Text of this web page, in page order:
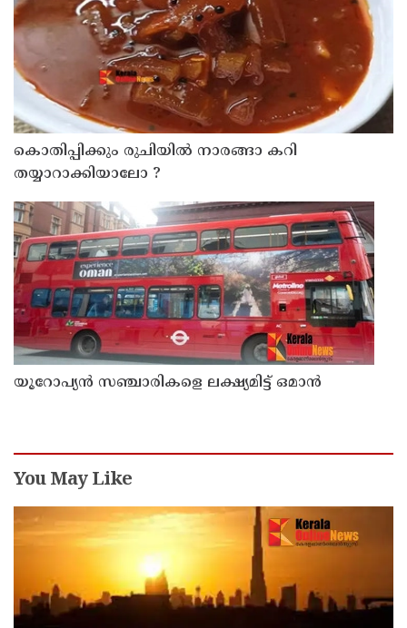
കൊതിപ്പിക്കും രുചിയിൽ നാരങ്ങാ കറി
തയ്യാറാക്കിയാലോ ?
യൂറോപ്യന്‍ സഞ്ചാരികളെ ലക്ഷ്യമിട്ട് ഒമാന്‍
You May Like